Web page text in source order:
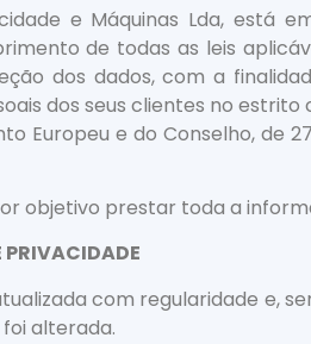
e Máquinas Lda, está
de todas as leis
dos dados, com a
dos seus clientes no
Europeu e do Conselho, de
objetivo prestar toda a
PRIVACIDADE
com regularidade e,
alterada.